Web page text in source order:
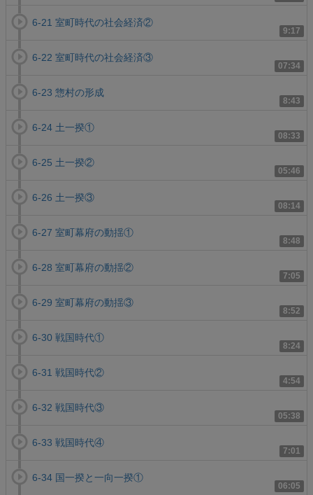
9:17
6-21 室町時代の社会経済②
07:34
6-22 室町時代の社会経済③
8:43
6-23 惣村の形成
08:33
6-24 土一揆①
05:46
6-25 土一揆②
08:14
6-26 土一揆③
8:48
6-27 室町幕府の動揺①
7:05
6-28 室町幕府の動揺②
8:52
6-29 室町幕府の動揺③
8:24
6-30 戦国時代①
4:54
6-31 戦国時代②
05:38
6-32 戦国時代③
7:01
6-33 戦国時代④
06:05
6-34 国一揆と一向一揆①